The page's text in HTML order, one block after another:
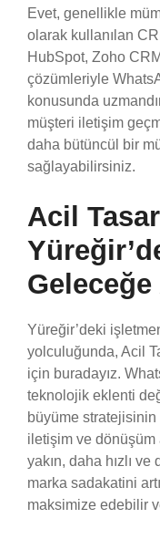
Evet, genellikle
olarak kullanılan
HubSpot, Zoho
çözümleriyle
konusunda
müşteri iletişim
daha bütüncül bir
sağlayabilirsiniz.
Acil
Geleceğe
Yüreğir’deki
yolculuğunda, Acil
için buradayız.
teknolojik eklenti
büyüme
iletişim ve dönüşüm
yakın, daha hızlı
marka sadakatini
maksimize edebilir